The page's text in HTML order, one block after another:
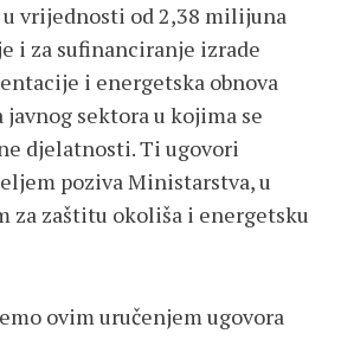
u vrijednosti od 2,38 milijuna
i za sufinanciranje izrade
i energetska obnova
sektora u kojima se
djelatnosti. Ti ugovori
poziva Ministarstva, u
za zaštitu okoliša i energetsku
ovim uručenjem ugovora